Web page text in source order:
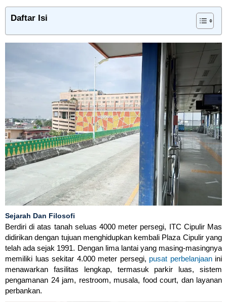
Daftar Isi
Sejarah Dan Filosofi
Berdiri di atas tanah seluas 4000 meter persegi, ITC Cipulir Mas
didirikan dengan tujuan menghidupkan kembali Plaza Cipulir yang
telah ada sejak 1991. Dengan lima lantai yang masing-masingnya
memiliki luas sekitar 4.000 meter persegi, pusat perbelanjaanini
menawarkan fasilitas lengkap, termasuk parkir luas, sistem
pengamanan 24 jam, restroom, musala, food court, dan layanan
perbankan.